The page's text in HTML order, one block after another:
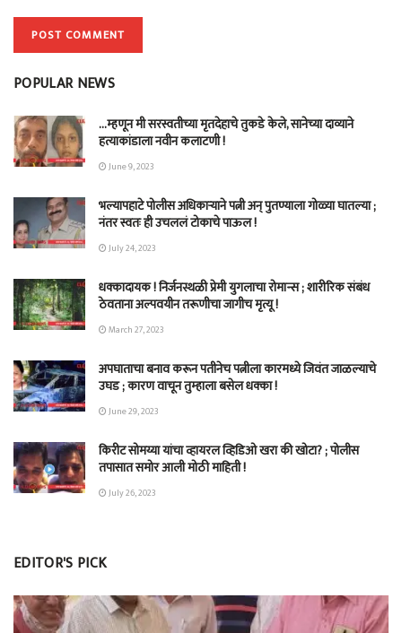
POPULAR NEWS
…म्हणून मी सरस्वतीच्या मृतदेहाचे तुकडे केले, सानेच्या दाव्याने
हत्याकांडाला नवीन कलाटणी !
June 9, 2023
भल्यापहाटे पोलीस अधिकाऱ्याने पत्नी अन् पुतण्याला गोळ्या घातल्या ;
नंतर स्वतः ही उचललं टोकाचे पाऊल !
July 24, 2023
धक्कादायक ! निर्जनस्थळी प्रेमी युगलाचा रोमान्स ; शारीरिक संबंध
ठेवताना अल्पवयीन तरूणीचा जागीच मृत्यू !
March 27, 2023
अपघाताचा बनाव करून पतीनेच‎ पत्नीला कारमध्ये जिवंत जाळल्याचे
उघड ; कारण वाचून तुम्हाला बसेल धक्का !
June 29, 2023
किरीट सोमय्या यांचा व्हायरल व्हिडिओ खरा की खोटा? ; पोलीस
तपासात समोर आली मोठी माहिती !
July 26, 2023
EDITOR'S PICK